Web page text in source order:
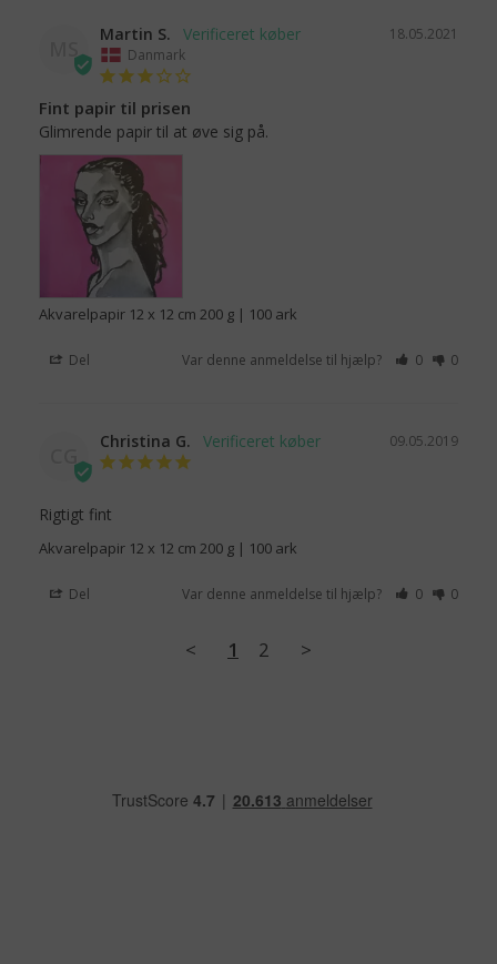
MS
18.05.2021
Martin S.
Danmark
Fint papir til prisen
Glimrende papir til at øve sig på.
Akvarelpapir 12 x 12 cm 200 g | 100 ark
Del Var denne anmeldelse til hjælp? 0 0
09.05.2019
Christina G.
Rigtigt fint
Akvarelpapir 12 x 12 cm 200 g | 100 ark
Del Var denne anmeldelse til hjælp? 0 0
< 1 2 >